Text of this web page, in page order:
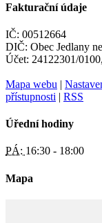
Fakturační údaje
IČ: 00512664
DIČ: Obec Jedlany
Účet: 24122301/
Mapa webu |
přístupnosti | RSS
Úřední hodiny
PÁ: 16:30 - 18:00
Mapa